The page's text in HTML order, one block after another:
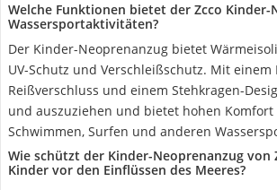
Welche Funktionen bietet der Zcco
Wassersportaktivitäten?
Der Kinder-Neoprenanzug bietet
UV-Schutz und Verschleißschutz. Mit einem
Reißverschluss und einem Stehkragen-
und auszuziehen und bietet hohen Komfort
Schwimmen, Surfen und anderen
Wie schützt der Kinder-Neoprenanzug von
Kinder vor den Einflüssen des Meeres?